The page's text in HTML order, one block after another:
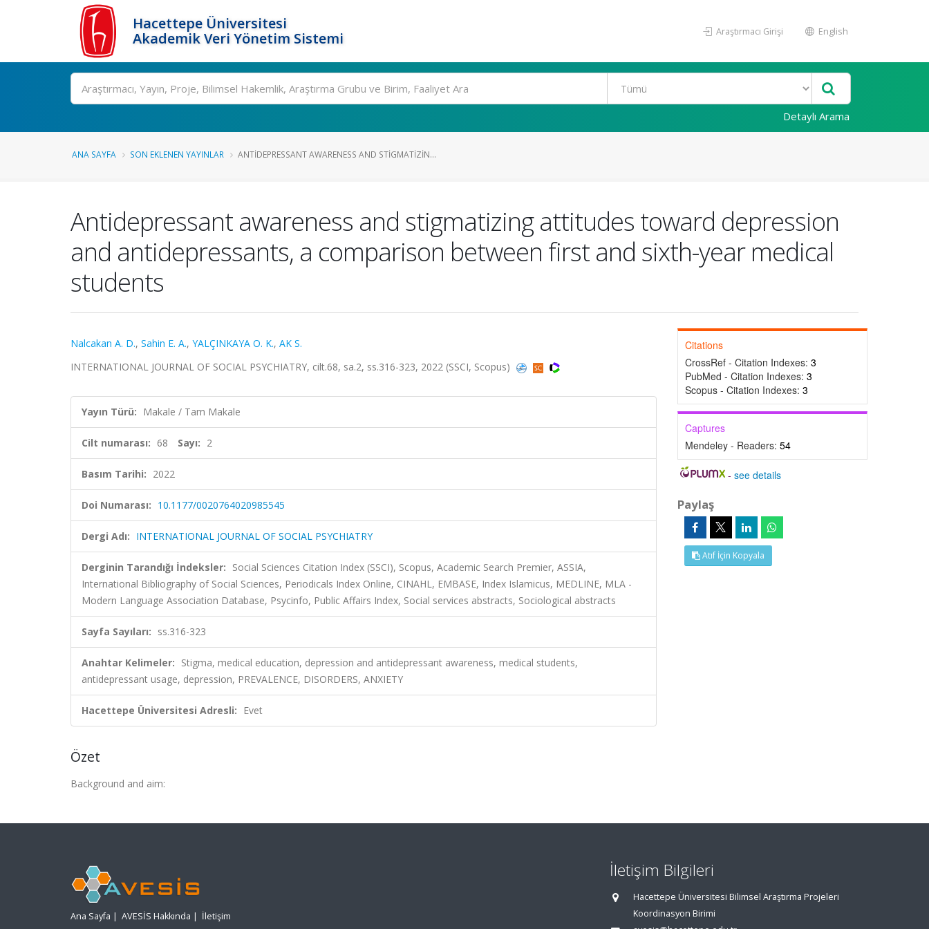
Hacettepe Üniversitesi
Akademik Veri Yönetim Sistemi
Araştırmacı Girişi English
Ara
Detaylı Arama
ANA SAYFA SON EKLENEN YAYINLAR ANTIDEPRESSANT AWARENESS AND STIGMATIZIN...
Antidepressant awareness and stigmatizing attitudes toward depression
and antidepressants, a comparison between first and sixth-year medical
students
Nalcakan A. D., Sahin E. A., YALÇINKAYA O. K., AK S.
INTERNATIONAL JOURNAL OF SOCIAL PSYCHIATRY, cilt.68, sa.2, ss.316-323, 2022 (SSCI, Scopus)
Yayın Türü: Makale / Tam Makale
Cilt numarası: 68 Sayı: 2
Basım Tarihi: 2022
Doi Numarası: 10.1177/0020764020985545
Dergi Adı: INTERNATIONAL JOURNAL OF SOCIAL PSYCHIATRY
Derginin Tarandığı İndeksler: Social Sciences Citation Index (SSCI), Scopus, Academic Search Premier, ASSIA,
International Bibliography of Social Sciences, Periodicals Index Online, CINAHL, EMBASE, Index Islamicus, MEDLINE, MLA -
Modern Language Association Database, Psycinfo, Public Affairs Index, Social services abstracts, Sociological abstracts
Sayfa Sayıları: ss.316-323
Anahtar Kelimeler: Stigma, medical education, depression and antidepressant awareness, medical students,
antidepressant usage, depression, PREVALENCE, DISORDERS, ANXIETY
Hacettepe Üniversitesi Adresli: Evet
Özet
Background and aim:
Citations
CrossRef - Citation Indexes: 3
PubMed - Citation Indexes: 3
Scopus - Citation Indexes: 3
Captures
Mendeley - Readers: 54
-see details
Paylaş
Atıf İçin Kopyala
Ana Sayfa | AVESİS Hakkında | İletişim
İletişim Bilgileri
Hacettepe Üniversitesi Bilimsel Araştırma Projeleri
Koordinasyon Birimi